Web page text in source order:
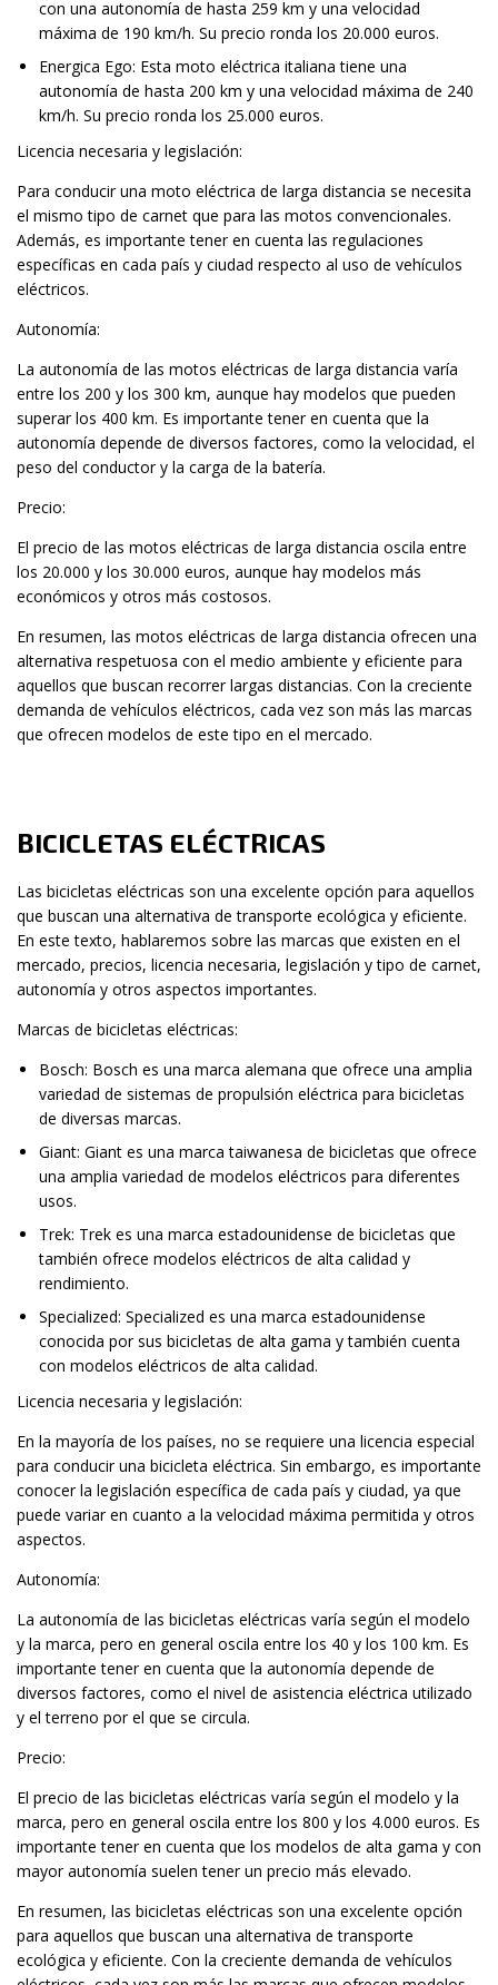
con una autonomía de hasta 259 km y una velocidad
máxima de 190 km/h. Su precio ronda los 20.000 euros.
Energica Ego: Esta moto eléctrica italiana tiene una
autonomía de hasta 200 km y una velocidad máxima de 240
km/h. Su precio ronda los 25.000 euros.
Licencia necesaria y legislación:
Para conducir una moto eléctrica de larga distancia se necesita
el mismo tipo de carnet que para las motos convencionales.
Además, es importante tener en cuenta las regulaciones
específicas en cada país y ciudad respecto al uso de vehículos
eléctricos.
Autonomía:
La autonomía de las motos eléctricas de larga distancia varía
entre los 200 y los 300 km, aunque hay modelos que pueden
superar los 400 km. Es importante tener en cuenta que la
autonomía depende de diversos factores, como la velocidad, el
peso del conductor y la carga de la batería.
Precio:
El precio de las motos eléctricas de larga distancia oscila entre
los 20.000 y los 30.000 euros, aunque hay modelos más
económicos y otros más costosos.
En resumen, las motos eléctricas de larga distancia ofrecen una
alternativa respetuosa con el medio ambiente y eficiente para
aquellos que buscan recorrer largas distancias. Con la creciente
demanda de vehículos eléctricos, cada vez son más las marcas
que ofrecen modelos de este tipo en el mercado.
BICICLETAS ELÉCTRICAS
Las bicicletas eléctricas son una excelente opción para aquellos
que buscan una alternativa de transporte ecológica y eficiente.
En este texto, hablaremos sobre las marcas que existen en el
mercado, precios, licencia necesaria, legislación y tipo de carnet,
autonomía y otros aspectos importantes.
Marcas de bicicletas eléctricas:
Bosch: Bosch es una marca alemana que ofrece una amplia
variedad de sistemas de propulsión eléctrica para bicicletas
de diversas marcas.
Giant: Giant es una marca taiwanesa de bicicletas que ofrece
una amplia variedad de modelos eléctricos para diferentes
usos.
Trek: Trek es una marca estadounidense de bicicletas que
también ofrece modelos eléctricos de alta calidad y
rendimiento.
Specialized: Specialized es una marca estadounidense
conocida por sus bicicletas de alta gama y también cuenta
con modelos eléctricos de alta calidad.
Licencia necesaria y legislación:
En la mayoría de los países, no se requiere una licencia especial
para conducir una bicicleta eléctrica. Sin embargo, es importante
conocer la legislación específica de cada país y ciudad, ya que
puede variar en cuanto a la velocidad máxima permitida y otros
aspectos.
Autonomía:
La autonomía de las bicicletas eléctricas varía según el modelo
y la marca, pero en general oscila entre los 40 y los 100 km. Es
importante tener en cuenta que la autonomía depende de
diversos factores, como el nivel de asistencia eléctrica utilizado
y el terreno por el que se circula.
Precio:
El precio de las bicicletas eléctricas varía según el modelo y la
marca, pero en general oscila entre los 800 y los 4.000 euros. Es
importante tener en cuenta que los modelos de alta gama y con
mayor autonomía suelen tener un precio más elevado.
En resumen, las bicicletas eléctricas son una excelente opción
para aquellos que buscan una alternativa de transporte
ecológica y eficiente. Con la creciente demanda de vehículos